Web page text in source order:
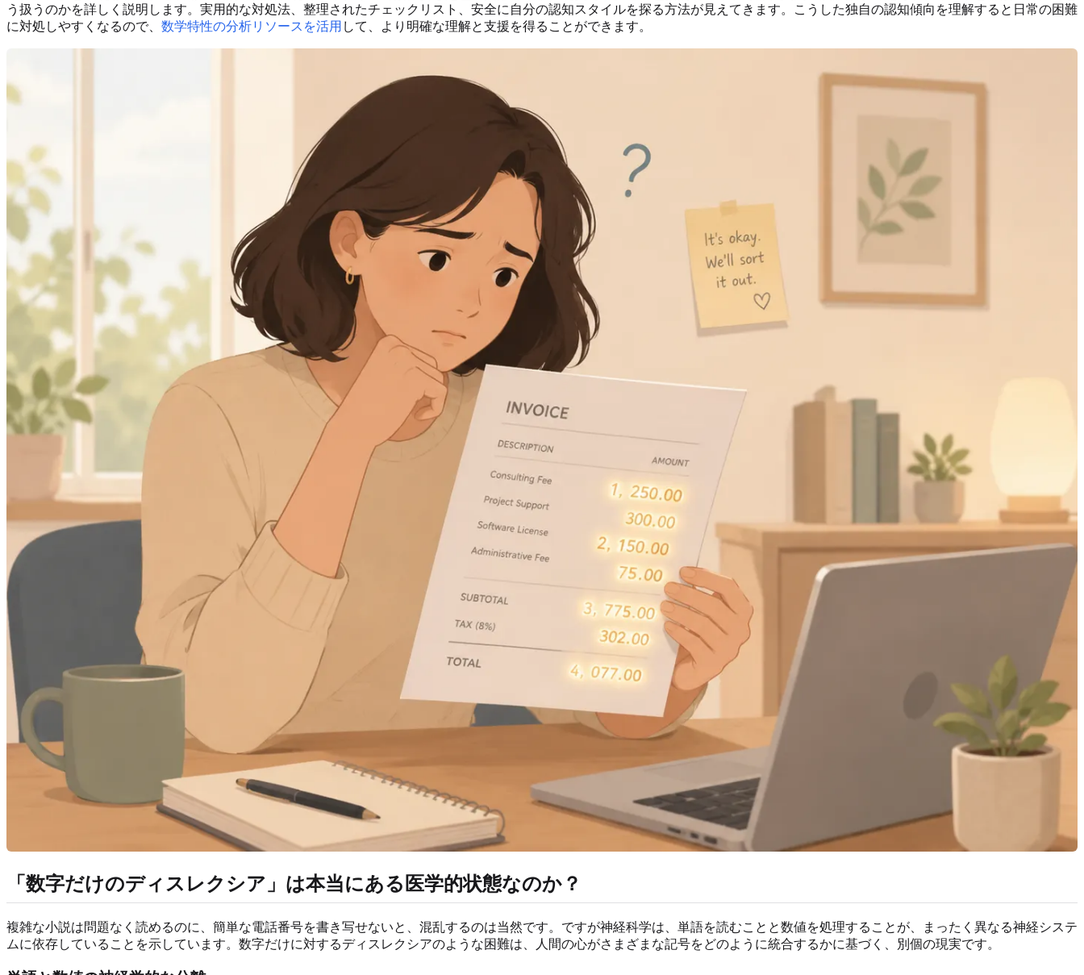
う扱うのかを詳しく説明します。実用的な対処法、整理されたチェックリスト、安全に自分の認知スタイルを探る方法が見えてきます。こうした独自の認知傾向を理解すると日常の困難
に対処しやすくなるので、 数学特性の分析リソースを活用 して、より明確な理解と支援を得ることができます。
「数字だけのディスレクシア」は本当にある医学的状態なのか？
複雑な小説は問題なく読めるのに、簡単な電話番号を書き写せないと、混乱するのは当然です。ですが神経科学は、単語を読むことと数値を処理することが、まったく異なる神経システ
ムに依存していることを示しています。数字だけに対するディスレクシアのような困難は、人間の心がさまざまな記号をどのように統合するかに基づく、別個の現実です。